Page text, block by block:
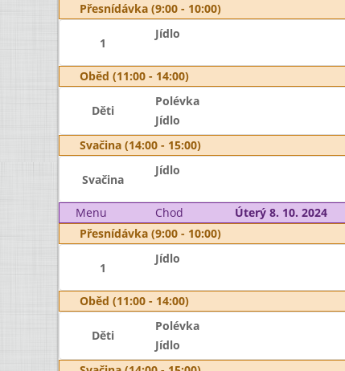
Přesnídávka (9:00 - 10:00)
1
Jídlo
Oběd (11:00 - 14:00)
Děti
Polévka
Jídlo
Svačina (14:00 - 15:00)
Svačina
Jídlo
Menu Chod Úterý 8. 10. 2024
Přesnídávka (9:00 - 10:00)
1
Jídlo
Oběd (11:00 - 14:00)
Děti
Polévka
Jídlo